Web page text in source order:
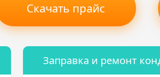
Скачать прайс
Заправка и ремонт